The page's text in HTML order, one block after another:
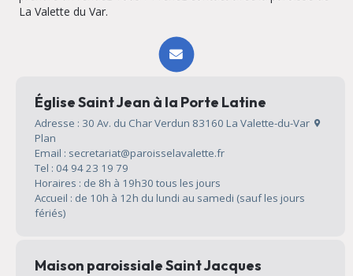
La Valette du Var.
Église Saint Jean à la Porte Latine
Adresse : 30 Av. du Char Verdun 83160 La Valette-du-Var
Plan
Email : secretariat@paroisselavalette.fr
Tel : 04 94 23 19 79
Horaires : de 8h à 19h30 tous les jours
Accueil : de 10h à 12h du lundi au samedi (sauf les jours
fériés)
Maison paroissiale Saint Jacques